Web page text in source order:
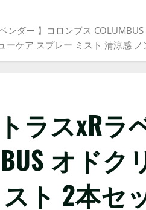
ベンダー 】コロンブス
ーケア スプレー ミスト 清涼感
トラスxR
オド
ト 2本セ